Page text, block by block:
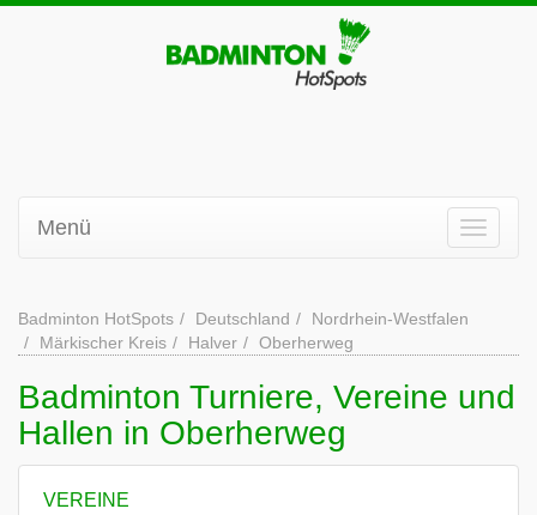
Menü
Badminton HotSpots Deutschland
Nordrhein-Westfalen
Märkischer Kreis
Halver Oberherweg
Badminton Turniere, Vereine und
Hallen in Oberherweg
VEREINE